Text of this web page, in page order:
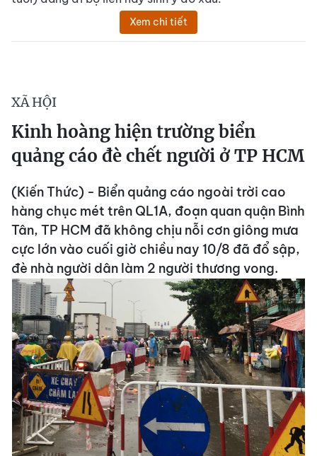
Xem chi tiết
XÃ HỘI
Kinh hoàng hiện trường biển
quảng cáo đè chết người ở TP HCM
(Kiến Thức) - Biển quảng cáo ngoài trời cao
hàng chục mét trên QL1A, đoạn quan quận Bình
Tân, TP HCM đã không chịu nỗi cơn giông mưa
cực lớn vào cuối giờ chiều nay 10/8 đã đổ sập,
đè nhà người dân làm 2 người thương vong.